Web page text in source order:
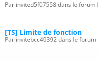
Par invited5f07558 dans le
[TS] Limite de fonction
Par invitebcc40392 dans le